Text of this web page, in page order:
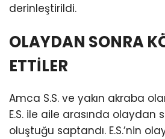
derinleştirildi.
OLAYDAN SONRA
ETTİLER
Amca S.S. ve yakın akraba
E.S. ile aile arasında olaydan
oluştuğu saptandı. E.S.’nin